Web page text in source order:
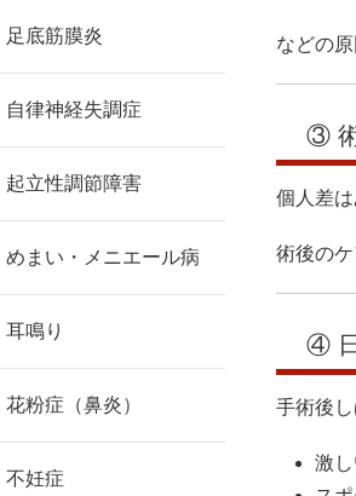
足底筋膜炎
自律神経失調症
起立性調節障害
めまい・メニエール病
耳鳴り
花粉症（鼻炎）
不妊症
などの
③
個人差
術後のケ
④
手術後し
激